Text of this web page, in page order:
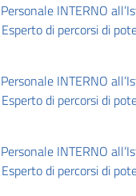
INTERNO
di percorsi di
INTERNO
di percorsi di
INTERNO
di percorsi di